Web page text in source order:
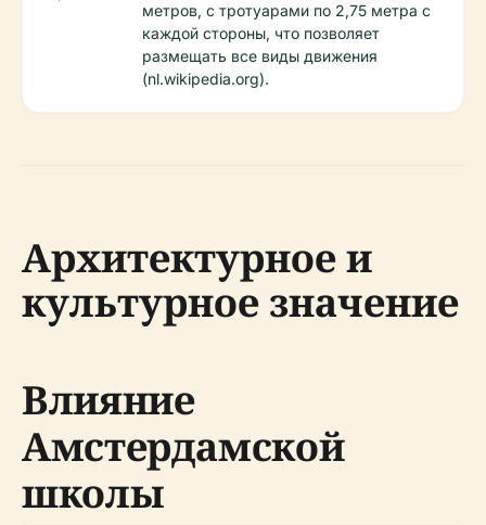
метров, с тротуарами по 2,75 метра с
каждой стороны, что позволяет
размещать все виды движения
(nl.wikipedia.org).
Архитектурное и
культурное значение
Влияние
Амстердамской
школы